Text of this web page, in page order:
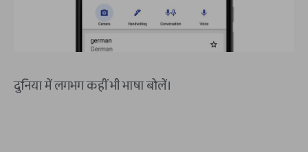
दुनिया में लगभग कहीं भी भाषा बोलें।